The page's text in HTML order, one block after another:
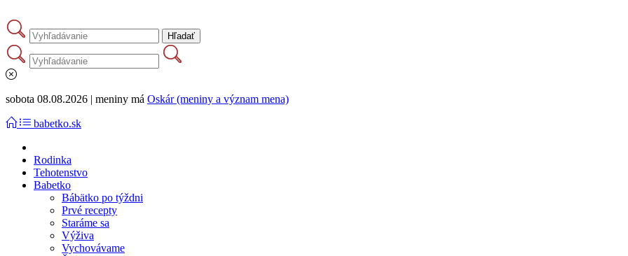
sobota 08.08.2026 | meniny má Oskár (meniny a význam mena)
babetko.sk
Rodinka
Tehotenstvo
Babetko
Bábätko po týždni
Prvé recepty
Staráme sa
Výživa
Vychovávame